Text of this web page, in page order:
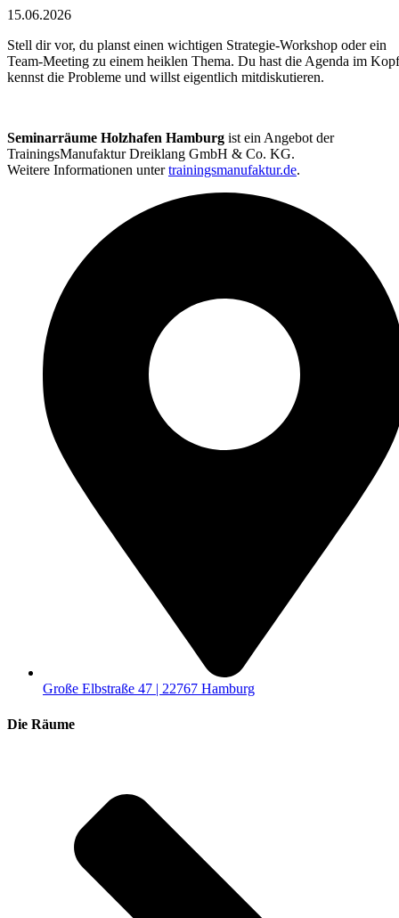
15.06.2026
Stell dir vor, du planst einen wichtigen Strategie-Workshop oder ein
Team-Meeting zu einem heiklen Thema. Du hast die Agenda im
kennst die Probleme und willst eigentlich mitdiskutieren.
Seminarräume Holzhafen Hamburg ist ein Angebot der
TrainingsManufaktur Dreiklang GmbH & Co. KG.
Weitere Informationen untertrainingsmanufaktur.de.
Große Elbstraße 47 | 22767 Hamburg
Die Räume